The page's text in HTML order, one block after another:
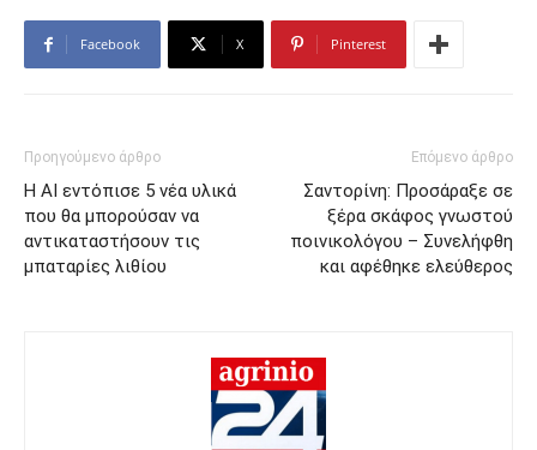
Facebook X Pinterest
Προηγούμενο άρθρο
Η ΑΙ εντόπισε 5 νέα υλικά
που θα μπορούσαν να
αντικαταστήσουν τις
μπαταρίες λιθίου
Επόμενο άρθρο
Σαντορίνη: Προσάραξε σε
ξέρα σκάφος γνωστού
ποινικολόγου – Συνελήφθη
και αφέθηκε ελεύθερος